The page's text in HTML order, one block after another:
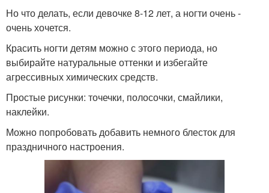
Но что делать, если девочке 8-12 лет, а ногти очень -
очень хочется.
Красить ногти детям можно с этого периода, но
выбирайте натуральные оттенки и избегайте
агрессивных химических средств.
Простые рисунки: точечки, полосочки, смайлики,
наклейки.
Можно попробовать добавить немного блесток для
праздничного настроения.